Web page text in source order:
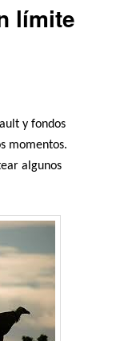
límite
y fondos
momentos.
algunos